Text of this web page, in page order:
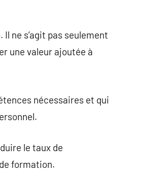
ne s’agit pas seulement
une valeur ajoutée à
nécessaires et qui
le taux de
formation.